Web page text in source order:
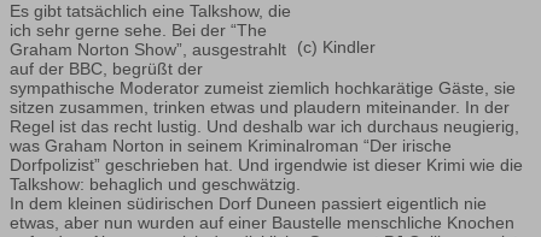
(c) Kindler
Es gibt tatsächlich eine Talkshow, die
ich sehr gerne sehe. Bei der “The
Graham Norton Show”, ausgestrahlt
auf der BBC, begrüßt der
sympathische Moderator zumeist ziemlich hochkarätige Gäste, sie
sitzen zusammen, trinken etwas und plaudern miteinander. In der
Regel ist das recht lustig. Und deshalb war ich durchaus neugierig,
was Graham Norton in seinem Kriminalroman “Der irische
Dorfpolizist” geschrieben hat. Und irgendwie ist dieser Krimi wie die
Talkshow: behaglich und geschwätzig.
In dem kleinen südirischen Dorf Duneen passiert eigentlich nie
etwas, aber nun wurden auf einer Baustelle menschliche Knochen